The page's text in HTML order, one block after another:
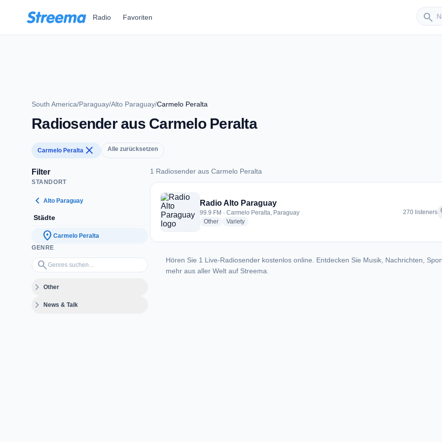
Radio Favoriten search
Sender
South America/Paraguay/Alto Paraguay/Carmelo Peralta
Radiosender aus Carmelo Peralta
Carmelo Peralta close Alle zurücksetzen
Filter
STANDORT
chevron_left Alto Paraguay
Städte
location_on Carmelo Peralta
GENRE
search
Genres suchen…
expand_moreOther
expand_moreNews & Talk
1 Radiosender aus Carmelo Peralta
1 Radiosender aus Carmelo Peralta
Radio Alto Paraguay
99.9 FM · Carmelo Peralta, Paraguay
Otherradio stations
Varietyradio stations
270 listeners
Hören Sie 1 Live-Radiosender kostenlos online. Entdecken Sie Musik, Nachrichten,
mehr aus aller Welt auf Streema.